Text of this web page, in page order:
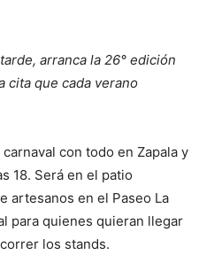
arranca la 26° edición
cita que cada verano
con todo en Zapala y
18. Será en el patio
artesanos en el Paseo La
para quienes quieran llegar
los stands.